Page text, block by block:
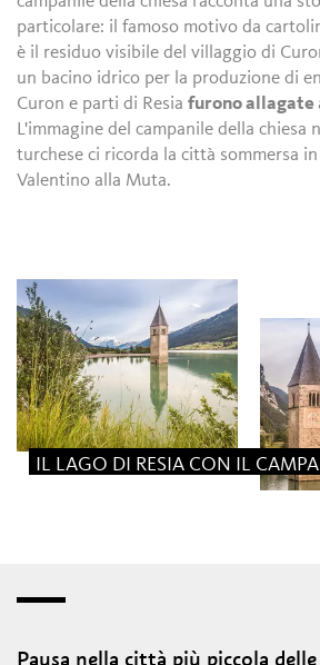
particolare: il famoso motivo da
è il residuo visibile del villaggio di
un bacino idrico per la produzione di
Curon e parti di Resiafurono allagate
L'immagine del campanile della chiesa
turchese ci ricorda la città sommersa in
Valentino alla Muta.
IL LAGO DI RESIA CON IL
Pausa nella città più piccola